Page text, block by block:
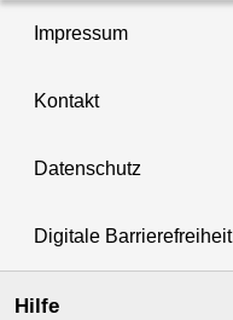
Impressum
Kontakt
Datenschutz
Digitale Barrierefreiheit
Hilfe